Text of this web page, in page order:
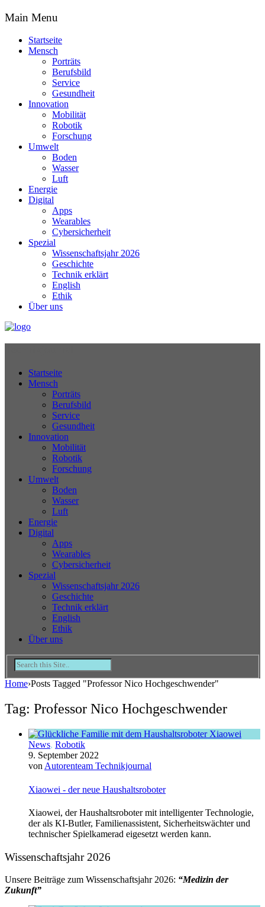
Main Menu
Startseite
Mensch
Porträts
Berufsbild
Service
Gesundheit
Innovation
Mobilität
Robotik
Forschung
Umwelt
Boden
Wasser
Luft
Energie
Digital
Apps
Wearables
Cybersicherheit
Spezial
Wissenschaftsjahr 2026
Geschichte
Technik erklärt
English
Ethik
Über uns
Startseite
Mensch
Porträts
Berufsbild
Service
Gesundheit
Innovation
Mobilität
Robotik
Forschung
Umwelt
Boden
Wasser
Luft
Energie
Digital
Apps
Wearables
Cybersicherheit
Spezial
Wissenschaftsjahr 2026
Geschichte
Technik erklärt
English
Ethik
Über uns
Home›Posts Tagged "Professor Nico Hochgeschwender"
Tag: Professor Nico Hochgeschwender
News, Robotik
9. September 2022
von Autorenteam Technikjournal
Xiaowei - der neue Haushaltsroboter
Xiaowei, der Haushaltsroboter mit intelligenter Technologie,
der als KI-Butler, Familienassistent, Sicherheitswächter und
technischer Spielkamerad eigesetzt werden kann.
Wissenschaftsjahr 2026
Unsere Beiträge zum Wissenschaftsjahr 2026: “Medizin der
Zukunft”